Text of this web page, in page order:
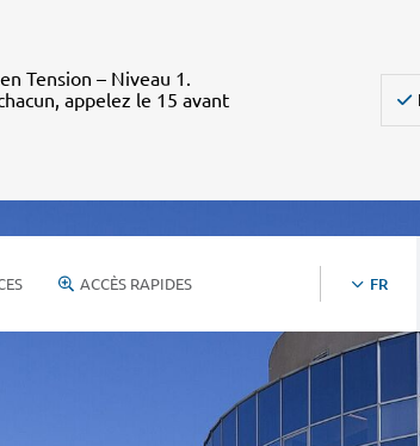
Tension – Niveau 1.
appelez le 15 avant
ACCÈS RAPIDES FR